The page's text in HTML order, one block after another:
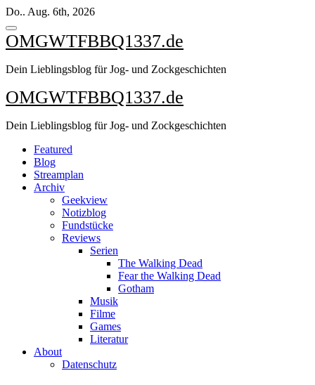
Zum
Inhalt
springen
Do.. Aug. 6th, 2026
OMGWTFBBQ1337.de
Dein Lieblingsblog für Jog- und Zockgeschichten
OMGWTFBBQ1337.de
Dein Lieblingsblog für Jog- und Zockgeschichten
Featured
Blog
Streamplan
Archiv
Geekview
Notizblog
Fundstücke
Reviews
Serien
The Walking Dead
Fear the Walking Dead
Gotham
Musik
Filme
Games
Literatur
About
Datenschutz